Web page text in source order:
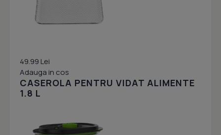
49.99 Lei
Adauga in cos
CASEROLA PENTRU VIDAT ALIMENTE
1.8 L